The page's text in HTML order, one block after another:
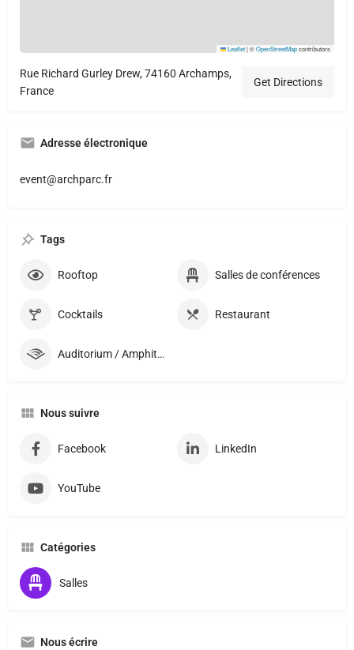
Leaflet|©OpenStreetMapcontributors
Rue Richard Gurley Drew, 74160 Archamps,
France
Get Directions
Adresse électronique
event@archparc.fr
Tags
Rooftop Salles de conférences
Cocktails Restaurant
Auditorium / Amphithéatre
Nous suivre
Facebook LinkedIn
YouTube
Catégories
Salles
Nous écrire